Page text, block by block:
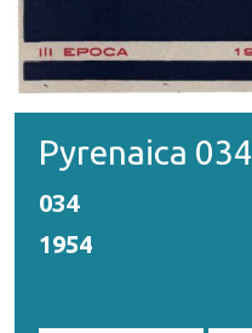
Pyrenaica 034
034
1954